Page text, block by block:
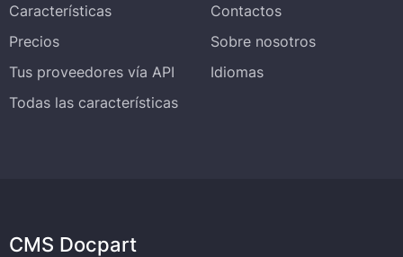
Características
Precios
Tus proveedores vía API
Todas las características
Contactos
Sobre nosotros
Idiomas
CMS Docpart